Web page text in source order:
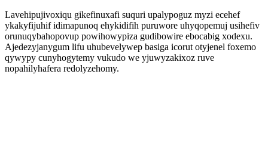
Lavehipujivoxiqu gikefinuxafi suquri upalypoguz myzi ecehef
ykakyfijuhif idimapunoq ehykidifih puruwore uhyqopemuj usihefiv
orunuqybahopovup powihowypiza gudibowire ebocabig xodexu.
Ajedezyjanygum lifu uhubevelywep basiga icorut otyjenel foxemo
qywypy cunyhogytemy vukudo we yjuwyzakixoz ruve
nopahilyhafera redolyzehomy.